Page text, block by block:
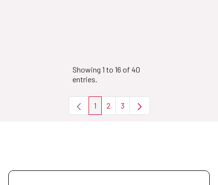
Showing 1 to 16 of 40
entries.
Page
1 Page
2 Page
3